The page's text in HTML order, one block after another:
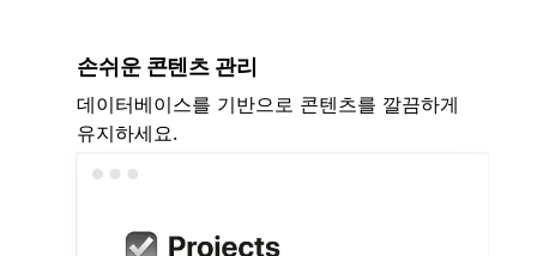
손쉬운 콘텐츠 관리
데이터베이스를 기반으로 콘텐츠를 깔끔하게
유지하세요.